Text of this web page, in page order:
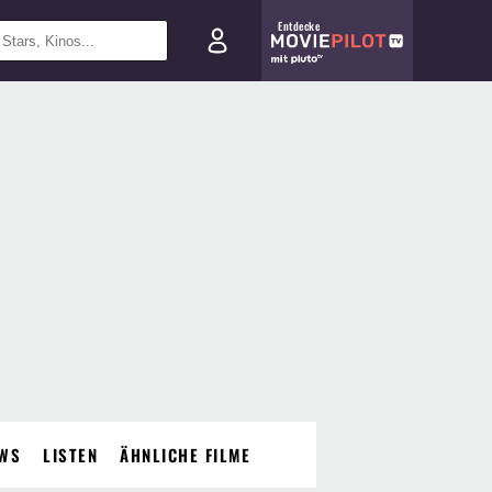
Entdecke
LISTEN ÄHNLICHE FILME